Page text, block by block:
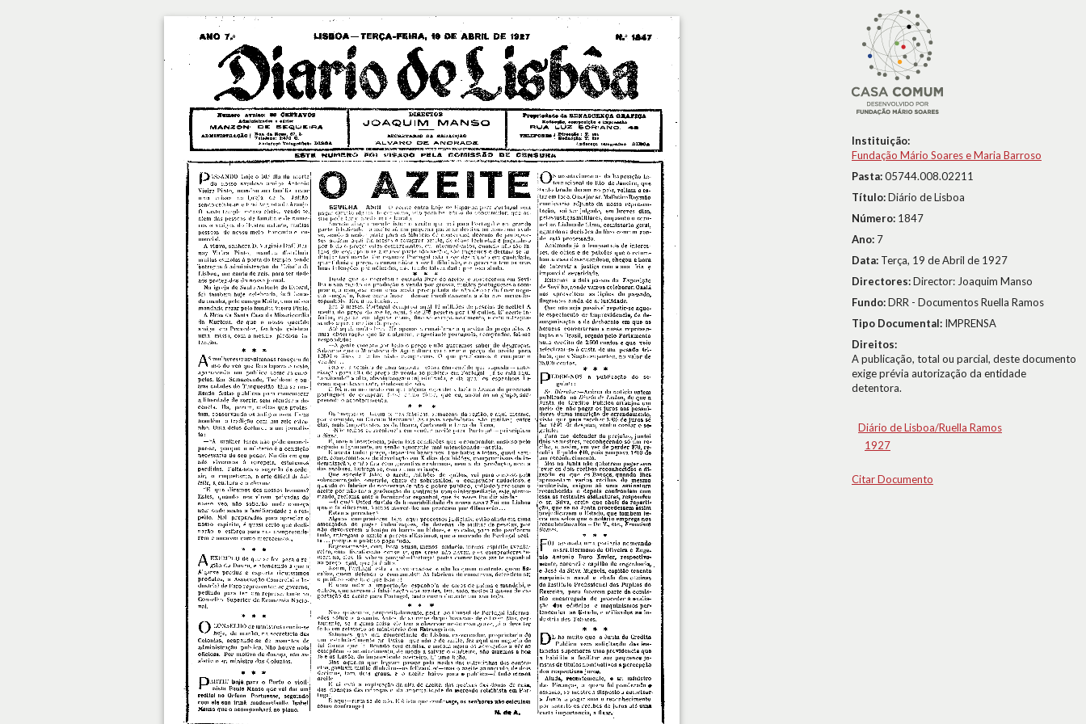
Instituição:
Fundação Mário Soares e Maria Barroso
Pasta:05744.008.02211
Título:Diário de Lisboa
Número: 1847
Ano: 7
Data: Terça, 19 de Abril de 1927
Directores:Director: Joaquim Manso
Fundo:DRR - Documentos Ruella Ramos
Tipo Documental: IMPRENSA
Direitos:
A publicação, total ou parcial, deste documento
exige prévia autorização da entidade
detentora.
Diário de Lisboa/Ruella Ramos
1927
Citar Documento